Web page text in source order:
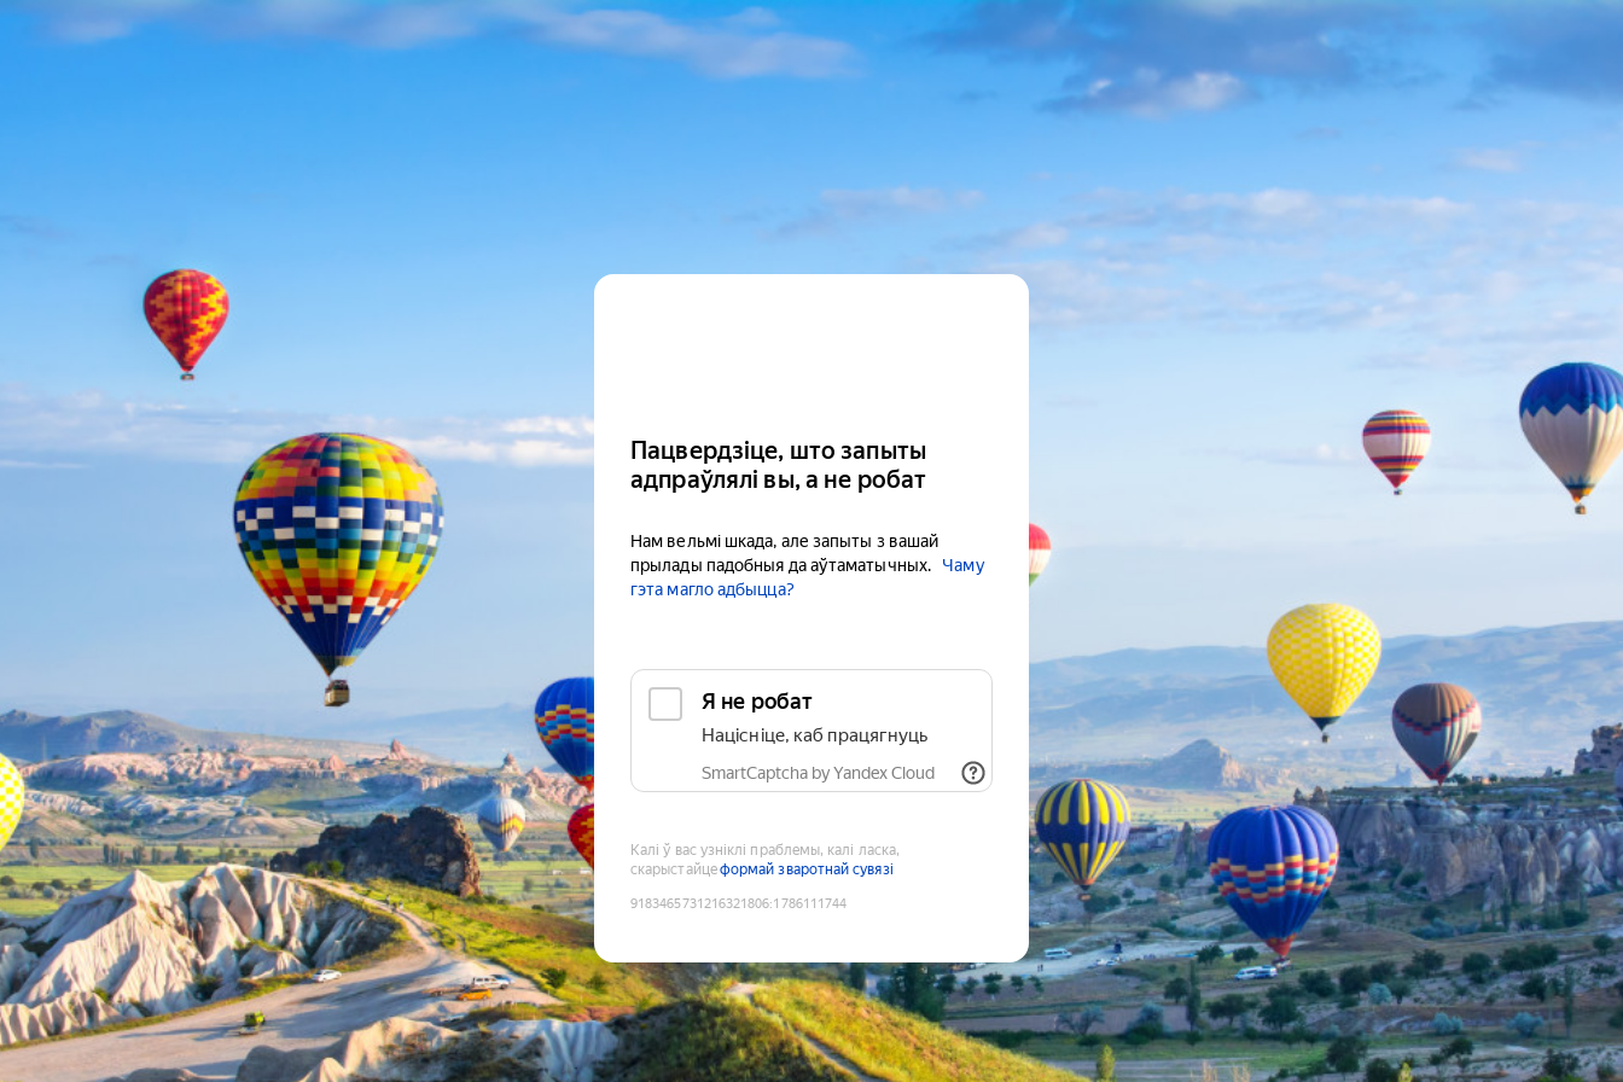
Пацвердзіце, што запыты
адпраўлялі вы, а не робат
Нам вельмі шкада, але запыты з вашай
прылады падобныя да аўтаматычных.
Чаму
гэта магло адбыцца?
Я не робат
Націсніце, каб працягнуць
SmartCaptcha by Yandex Cloud
Калі ў вас узніклі праблемы, калі ласка,
скарыстайцеформай зваротнай сувязі
9183465731216321806:1786111744